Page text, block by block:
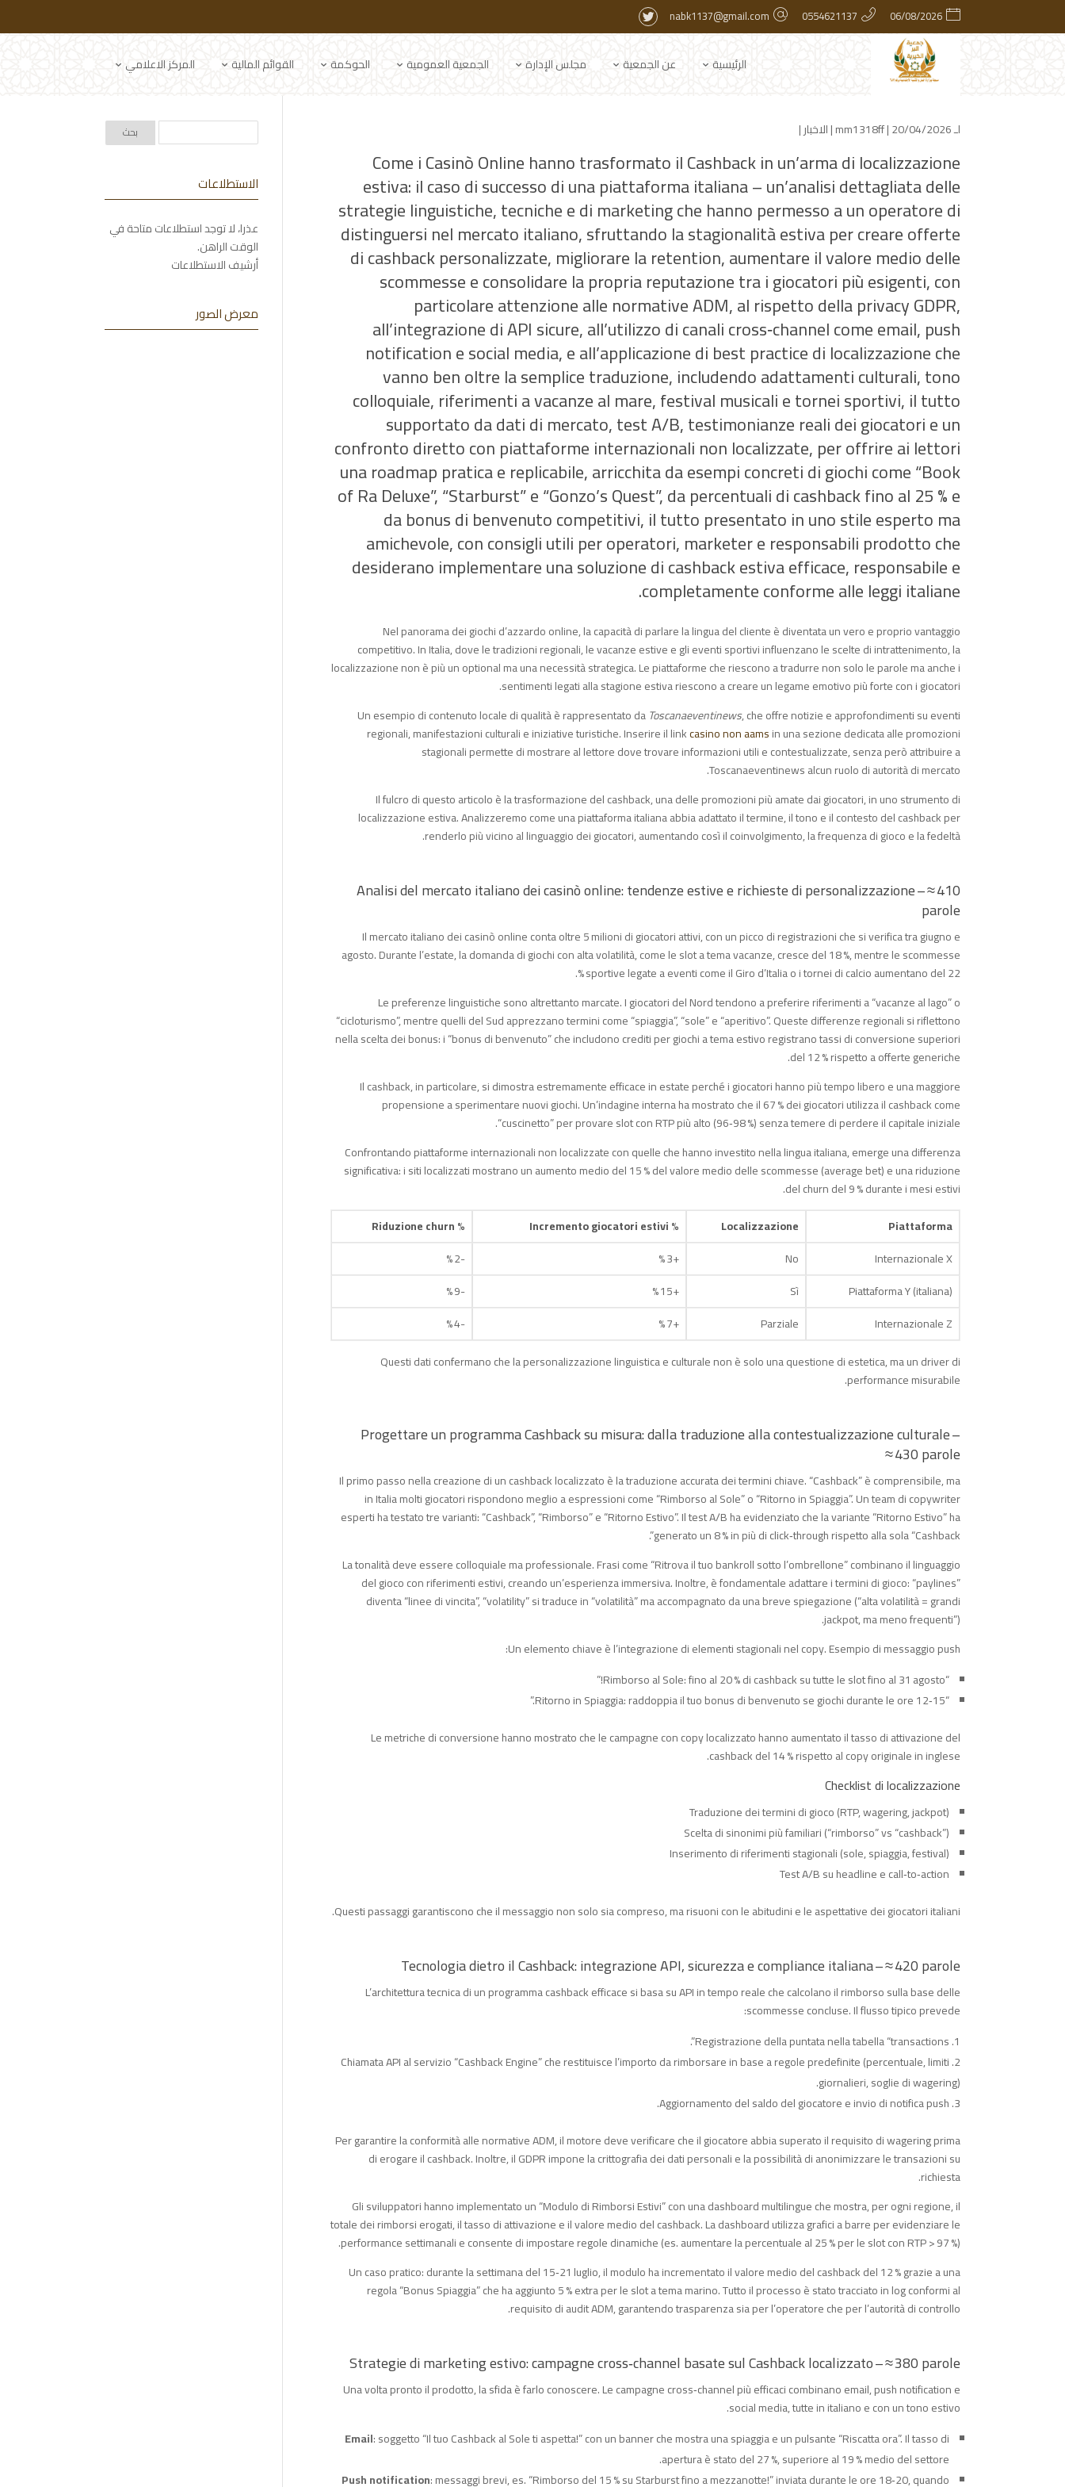
06/08/2026
0554621137
nabk1137@gmail.com
الرئيسية عن الجمعية مجلس الإدارة الجمعية العمومية الحوكمة القوائم المالية المركز الاعلامي
لـ mm1318ff| 20/04/2026 | الاخبار|
Come i Casinò Online hanno trasformato il Cashback in un’arma di localizzazione
estiva: il caso di successo di una piattaforma italiana – un’analisi dettagliata delle
strategie linguistiche, tecniche e di marketing che hanno permesso a un operatore di
distinguersi nel mercato italiano, sfruttando la stagionalità estiva per creare offerte
di cashback personalizzate, migliorare la retention, aumentare il valore medio delle
scommesse e consolidare la propria reputazione tra i giocatori più esigenti, con
particolare attenzione alle normative ADM, al rispetto della privacy GDPR,
all’integrazione di API sicure, all’utilizzo di canali cross‑channel come email, push
notification e social media, e all’applicazione di best practice di localizzazione che
vanno ben oltre la semplice traduzione, includendo adattamenti culturali, tono
colloquiale, riferimenti a vacanze al mare, festival musicali e tornei sportivi, il tutto
supportato da dati di mercato, test A/B, testimonianze reali dei giocatori e un
confronto diretto con piattaforme internazionali non localizzate, per offrire ai lettori
una roadmap pratica e replicabile, arricchita da esempi concreti di giochi come “Book
of Ra Deluxe”, “Starburst” e “Gonzo’s Quest”, da percentuali di cashback fino al 25 % e
da bonus di benvenuto competitivi, il tutto presentato in uno stile esperto ma
amichevole, con consigli utili per operatori, marketer e responsabili prodotto che
desiderano implementare una soluzione di cashback estiva efficace, responsabile e
completamente conforme alle leggi italiane.
Nel panorama dei giochi d’azzardo online, la capacità di parlare la lingua del cliente è diventata un vero e proprio vantaggio
competitivo. In Italia, dove le tradizioni regionali, le vacanze estive e gli eventi sportivi influenzano le scelte di intrattenimento, la
localizzazione non è più un optional ma una necessità strategica. Le piattaforme che riescono a tradurre non solo le parole ma anche i
sentimenti legati alla stagione estiva riescono a creare un legame emotivo più forte con i giocatori.
Un esempio di contenuto locale di qualità è rappresentato daToscanaeventinews, che offre notizie e approfondimenti su eventi
regionali, manifestazioni culturali e iniziative turistiche. Inserire il linkcasino non aamsin una sezione dedicata alle promozioni
stagionali permette di mostrare al lettore dove trovare informazioni utili e contestualizzate, senza però attribuire a
Toscanaeventinews alcun ruolo di autorità di mercato.
Il fulcro di questo articolo è la trasformazione del cashback, una delle promozioni più amate dai giocatori, in uno strumento di
localizzazione estiva. Analizzeremo come una piattaforma italiana abbia adattato il termine, il tono e il contesto del cashback per
renderlo più vicino al linguaggio dei giocatori, aumentando così il coinvolgimento, la frequenza di gioco e la fedeltà.
Analisi del mercato italiano dei casinò online: tendenze estive e richieste di personalizzazione – ≈ 410
parole
Il mercato italiano dei casinò online conta oltre 5 milioni di giocatori attivi, con un picco di registrazioni che si verifica tra giugno e
agosto. Durante l’estate, la domanda di giochi con alta volatilità, come le slot a tema vacanze, cresce del 18 %, mentre le scommesse
sportive legate a eventi come il Giro d’Italia o i tornei di calcio aumentano del 22 %.
Le preferenze linguistiche sono altrettanto marcate. I giocatori del Nord tendono a preferire riferimenti a “vacanze al lago” o
“cicloturismo”, mentre quelli del Sud apprezzano termini come “spiaggia”, “sole” e “aperitivo”. Queste differenze regionali si riflettono
nella scelta dei bonus: i “bonus di benvenuto” che includono crediti per giochi a tema estivo registrano tassi di conversione superiori
del 12 % rispetto a offerte generiche.
Il cashback, in particolare, si dimostra estremamente efficace in estate perché i giocatori hanno più tempo libero e una maggiore
propensione a sperimentare nuovi giochi. Un’indagine interna ha mostrato che il 67 % dei giocatori utilizza il cashback come
“cuscinetto” per provare slot con RTP più alto (96‑98 %) senza temere di perdere il capitale iniziale.
Confrontando piattaforme internazionali non localizzate con quelle che hanno investito nella lingua italiana, emerge una differenza
significativa: i siti localizzati mostrano un aumento medio del 15 % del valore medio delle scommesse (average bet) e una riduzione
del churn del 9 % durante i mesi estivi.
Piattaforma
Localizzazione
% Incremento giocatori estivi
% Riduzione churn
Internazionale X
No
+3 %
-2 %
Piattaforma Y (italiana)
Sì
+15 %
-9 %
Internazionale Z
Parziale
+7 %
-4 %
Questi dati confermano che la personalizzazione linguistica e culturale non è solo una questione di estetica, ma un driver di
performance misurabile.
Progettare un programma Cashback su misura: dalla traduzione alla contestualizzazione culturale –
≈ 430 parole
Il primo passo nella creazione di un cashback localizzato è la traduzione accurata dei termini chiave. “Cashback” è comprensibile, ma
in Italia molti giocatori rispondono meglio a espressioni come “Rimborso al Sole” o “Ritorno in Spiaggia”. Un team di copywriter
esperti ha testato tre varianti: “Cashback”, “Rimborso” e “Ritorno Estivo”. Il test A/B ha evidenziato che la variante “Ritorno Estivo” ha
generato un 8 % in più di click‑through rispetto alla sola “Cashback”.
La tonalità deve essere colloquiale ma professionale. Frasi come “Ritrova il tuo bankroll sotto l’ombrellone” combinano il linguaggio
del gioco con riferimenti estivi, creando un’esperienza immersiva. Inoltre, è fondamentale adattare i termini di gioco: “paylines”
diventa “linee di vincita”, “volatility” si traduce in “volatilità” ma accompagnato da una breve spiegazione (“alta volatilità = grandi
jackpot, ma meno frequenti”).
Un elemento chiave è l’integrazione di elementi stagionali nel copy. Esempio di messaggio push:
“Rimborso al Sole: fino al 20 % di cashback su tutte le slot fino al 31 agosto!”
“Ritorno in Spiaggia: raddoppia il tuo bonus di benvenuto se giochi durante le ore 12‑15.”
Le metriche di conversione hanno mostrato che le campagne con copy localizzato hanno aumentato il tasso di attivazione del
cashback del 14 % rispetto al copy originale in inglese.
Checklist di localizzazione
Traduzione dei termini di gioco (RTP, wagering, jackpot)
Scelta di sinonimi più familiari (“rimborso” vs “cashback”)
Inserimento di riferimenti stagionali (sole, spiaggia, festival)
Test A/B su headline e call‑to‑action
Questi passaggi garantiscono che il messaggio non solo sia compreso, ma risuoni con le abitudini e le aspettative dei giocatori italiani.
Tecnologia dietro il Cashback: integrazione API, sicurezza e compliance italiana – ≈ 420 parole
L’architettura tecnica di un programma cashback efficace si basa su API in tempo reale che calcolano il rimborso sulla base delle
scommesse concluse. Il flusso tipico prevede:
Registrazione della puntata nella tabella “transactions”.
Chiamata API al servizio “Cashback Engine” che restituisce l’importo da rimborsare in base a regole predefinite (percentuale, limiti
giornalieri, soglie di wagering).
Aggiornamento del saldo del giocatore e invio di notifica push.
Per garantire la conformità alle normative ADM, il motore deve verificare che il giocatore abbia superato il requisito di wagering prima
di erogare il cashback. Inoltre, il GDPR impone la crittografia dei dati personali e la possibilità di anonimizzare le transazioni su
richiesta.
Gli sviluppatori hanno implementato un “Modulo di Rimborsi Estivi” con una dashboard multilingue che mostra, per ogni regione, il
totale dei rimborsi erogati, il tasso di attivazione e il valore medio del cashback. La dashboard utilizza grafici a barre per evidenziare le
performance settimanali e consente di impostare regole dinamiche (es. aumentare la percentuale al 25 % per le slot con RTP > 97 %).
Un caso pratico: durante la settimana del 15‑21 luglio, il modulo ha incrementato il valore medio del cashback del 12 % grazie a una
regola “Bonus Spiaggia” che ha aggiunto 5 % extra per le slot a tema marino. Tutto il processo è stato tracciato in log conformi al
requisito di audit ADM, garantendo trasparenza sia per l’operatore che per l’autorità di controllo.
Strategie di marketing estivo: campagne cross‑channel basate sul Cashback localizzato – ≈ 380 parole
Una volta pronto il prodotto, la sfida è farlo conoscere. Le campagne cross‑channel più efficaci combinano email, push notification e
social media, tutte in italiano e con un tono estivo.
Email: soggetto “Il tuo Cashback al Sole ti aspetta!” con un banner che mostra una spiaggia e un pulsante “Riscatta ora”. Il tasso di
apertura è stato del 27 %, superiore al 19 % medio del settore.
Push notification: messaggi brevi, es. “Rimborso del 15 % su Starburst fino a mezzanotte!” inviata durante le ore 18‑20, quando
الاستطلاعات
عذرا، لا توجد استطلاعات متاحة في
الوقت الراهن.
أرشيف الاستطلاعات
معرض الصور